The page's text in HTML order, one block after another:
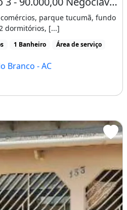
parque tucumã, fundo
dormitórios, [...]
1 Banheiro Área de serviço
Branco - AC